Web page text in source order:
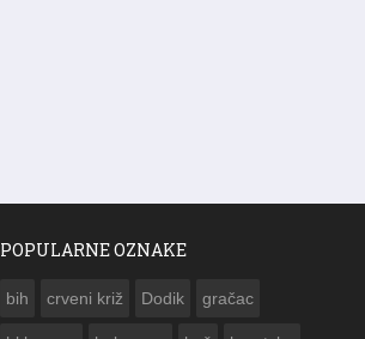
POPULARNE OZNAKE
bih crveni križ Dodik gračac